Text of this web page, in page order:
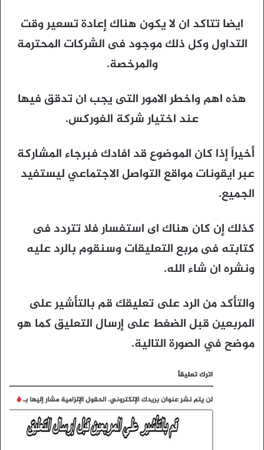
ايضا تتاكد ان لا يكون هناك إعادة تسعير وقت
التداول وكل ذلك موجود فى الشركات المحترمة
والمرخصة.
هذه اهم واخطر الامور التى يجب ان تدقق فيها
عند اختيار شركة الفوركس.
أخيراً إذا كان الموضوع قد افادك فبرجاء المشاركة
عبر ايقونات مواقع التواصل الاجتماعي ليستفيد
الجميع.
كذلك إن كان هناك اى استفسار فلا تتردد فى
كتابته فى مربع التعليقات وسنقوم بالرد عليه
ونشره ان شاء الله.
والتأكد من الرد على تعليقك قم بالتأشير على
المربعين قبل الضغط على إرسال التعليق كما هو
موضح في الصورة التالية.